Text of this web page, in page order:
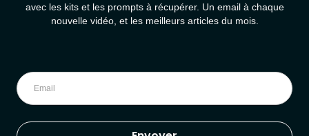
avec les kits et les prompts à récupérer. Un email à chaque
nouvelle vidéo, et les meilleurs articles du mois.